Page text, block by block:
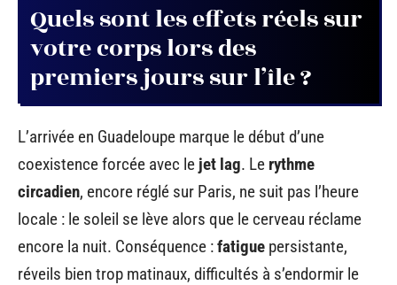
Quels sont les effets réels sur
votre corps lors des
premiers jours sur l’île ?
L’arrivée en Guadeloupe marque le début d’une
coexistence forcée avec le jet lag. Le rythme
circadien, encore réglé sur Paris, ne suit pas l’heure
locale : le soleil se lève alors que le cerveau réclame
encore la nuit. Conséquence :fatigue persistante,
réveils bien trop matinaux, difficultés à s’endormir le